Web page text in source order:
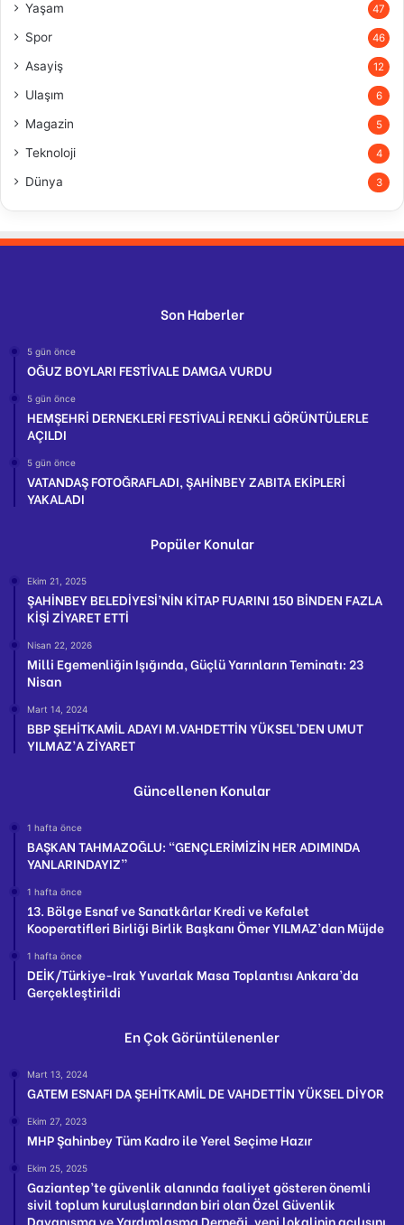
Yaşam 47
Spor 46
Asayiş 12
Ulaşım 6
Magazin 5
Teknoloji 4
Dünya 3
Son Haberler
5 gün önce
OĞUZ BOYLARI FESTİVALE DAMGA VURDU
5 gün önce
HEMŞEHRİ DERNEKLERİ FESTİVALİ RENKLİ GÖRÜNTÜLERLE
AÇILDI
5 gün önce
VATANDAŞ FOTOĞRAFLADI, ŞAHİNBEY ZABITA EKİPLERİ
YAKALADI
Popüler Konular
Ekim 21, 2025
ŞAHİNBEY BELEDİYESİ’NİN KİTAP FUARINI 150 BİNDEN FAZLA
KİŞİ ZİYARET ETTİ
Nisan 22, 2026
Milli Egemenliğin Işığında, Güçlü Yarınların Teminatı: 23
Nisan
Mart 14, 2024
BBP ŞEHİTKAMİL ADAYI M.VAHDETTİN YÜKSEL’DEN UMUT
YILMAZ’A ZİYARET
Güncellenen Konular
1 hafta önce
BAŞKAN TAHMAZOĞLU: “GENÇLERİMİZİN HER ADIMINDA
YANLARINDAYIZ”
1 hafta önce
13. Bölge Esnaf ve Sanatkârlar Kredi ve Kefalet
Kooperatifleri Birliği Birlik Başkanı Ömer YILMAZ’dan Müjde
1 hafta önce
DEİK/Türkiye-Irak Yuvarlak Masa Toplantısı Ankara’da
Gerçekleştirildi
En Çok Görüntülenenler
Mart 13, 2024
GATEM ESNAFI DA ŞEHİTKAMİL DE VAHDETTİN YÜKSEL DİYOR
Ekim 27, 2023
MHP Şahinbey Tüm Kadro ile Yerel Seçime Hazır
Ekim 25, 2025
Gaziantep’te güvenlik alanında faaliyet gösteren önemli
sivil toplum kuruluşlarından biri olan Özel Güvenlik
Dayanışma ve Yardımlaşma Derneği, yeni lokalinin açılışını